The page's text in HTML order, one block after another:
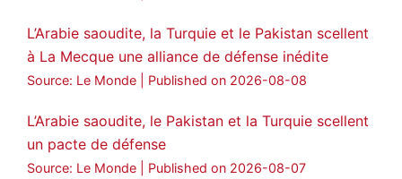
#AbdullahÖcalan #PeaceProcess
#ImralıIsland
🔗https://medyanews.rs/h4lwBwQ
3
L’Arabie saoudite, la Turquie et le Pakistan scellent
à La Mecque une alliance de défense inédite
Source: Le Monde Published on 2026-08-08
L’Arabie saoudite, le Pakistan et la Turquie scellent
un pacte de défense
Source: Le Monde Published on 2026-08-07